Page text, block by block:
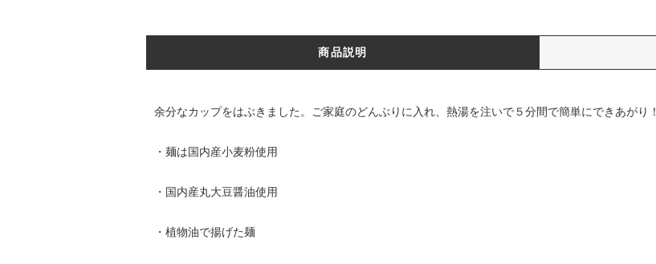
商品説明
余分なカップをはぶきました。ご家庭のどんぶりに入れ、熱湯を注いで５分間で簡単にできあがり！
・麺は国内産小麦粉使用
・国内産丸大豆醤油使用
・植物油で揚げた麺